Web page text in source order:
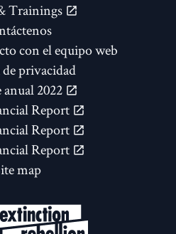
Trainings
con el equipo web
privacidad
2022
Report
Report
Report
map